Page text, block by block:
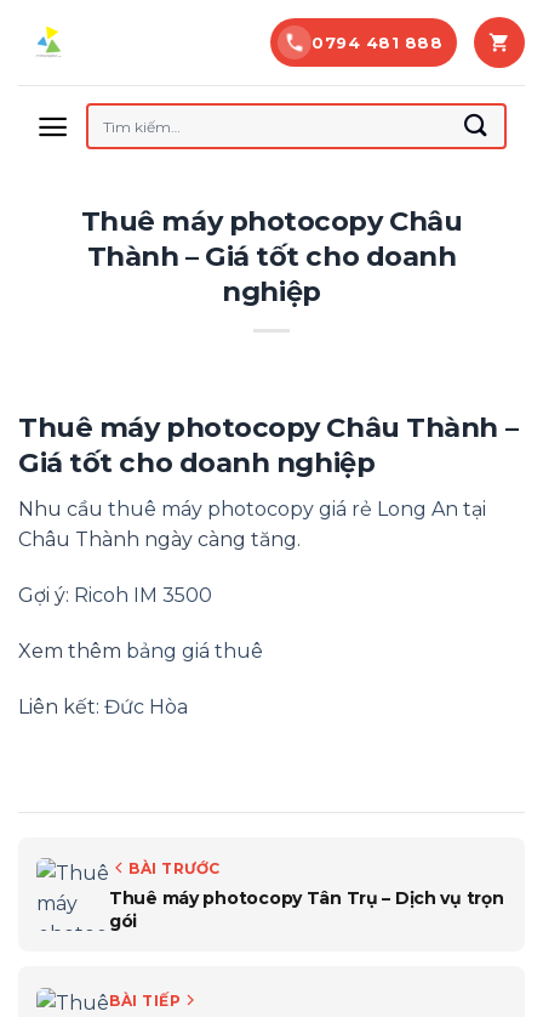
0794 481 888
Tìm
kiếm:
Thuê máy photocopy Châu
Thành – Giá tốt cho doanh
nghiệp
Thuê máy photocopy Châu Thành –
Giá tốt cho doanh nghiệp
Nhu cầu thuê máy photocopy giá rẻ Long An tại
Châu Thành ngày càng tăng.
Gợi ý: Ricoh IM 3500
Xem thêm bảng giá thuê
Liên kết: Đức Hòa
BÀI TRƯỚC
Thuê máy photocopy Tân Trụ – Dịch vụ trọn
gói
BÀI TIẾP